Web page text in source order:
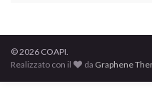
© 2026 COAPI.
Realizzato con il
da Graphene